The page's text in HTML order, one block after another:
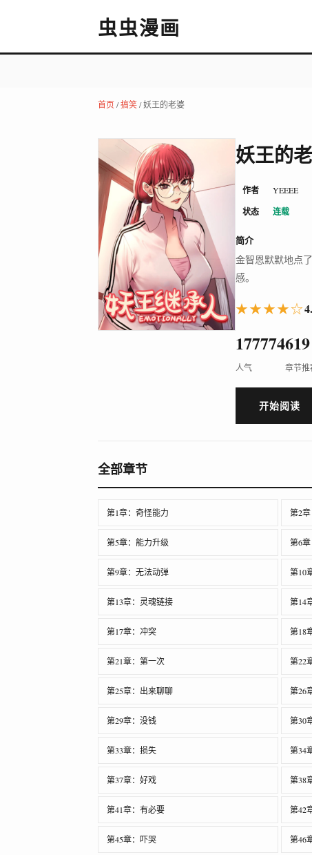
虫虫漫画
首页/搞笑/ 妖王的老婆
妖王的
作者 YEEEE
状态 连载
简介
金智恩默默地点
感。
★★★★☆
177774
人气
61
章节
9
推
开始阅读
全部章节
第1章：奇怪能力 第2
第5章：能力升级 第6
第9章：无法动弹 第10
第13章：灵魂链接 第14
第17章：冲突 第18
第21章：第一次 第22
第25章：出来聊聊 第26
第29章：没钱 第30
第33章：损失 第34
第37章：好戏 第38
第41章：有必要 第42
第45章：吓哭 第46